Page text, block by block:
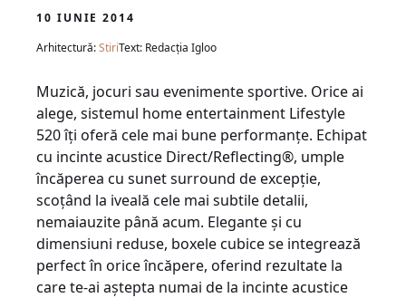
10 IUNIE 2014
Arhitectură:StiriText: Redacția Igloo
Muzică, jocuri sau evenimente sportive. Orice ai
alege, sistemul home entertainment Lifestyle
520 îți oferă cele mai bune performanțe. Echipat
cu incinte acustice Direct/Reflecting®, umple
încăperea cu sunet surround de excepție,
scoțând la iveală cele mai subtile detalii,
nemaiauzite până acum. Elegante și cu
dimensiuni reduse, boxele cubice se integrează
perfect în orice încăpere, oferind rezultate la
care te-ai aștepta numai de la incinte acustice